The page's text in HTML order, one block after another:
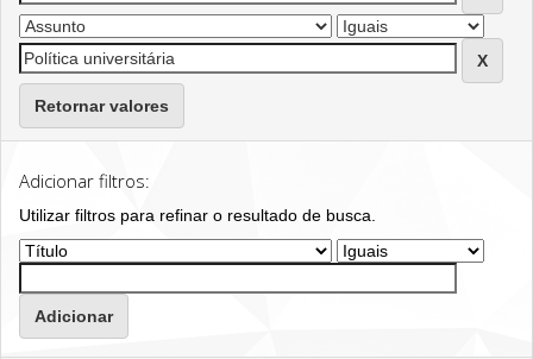
Retornar valores
Adicionar filtros:
Utilizar filtros para refinar o resultado de busca.